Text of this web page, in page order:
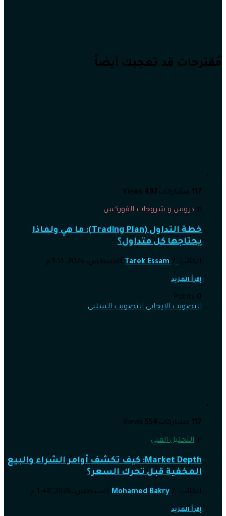
مُقترحات قد تعجبك أيضاً
117 مشاركات 497
in دروس و شروحات الفوركس
خطة التداول (Trading Plan): ما هي ولماذا
يحتاجها كل متداول؟
الكاتب Tarek Essam 7 أغسطس، 2026, 1:51 م
إقرأ المزيد
0
التصويت الايجابي التصويت السلبي
117 مشاركات554
in التحليل الفني
Market Depth: كيف تكشف أوامر الشراء والبيع
المخفية قبل تحرك السعر؟
الكاتب Mohamed Bakry 7 أغسطس، 2026, 1:48 م
إقرأ المزيد